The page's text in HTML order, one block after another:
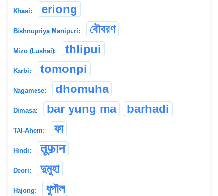
Khasi: eriong
Bishnupriya Manipuri: বৌবরণ
Mizo (Lushai): thlipui
Karbi: tomonpi
Nagamese: dhomuha
Dimasa: bar yung ma barhadi
TAI-Ahom: ফা
Hindi: तूफ़ान
Deori: দুমুহা
Hajong: ধুপৗল